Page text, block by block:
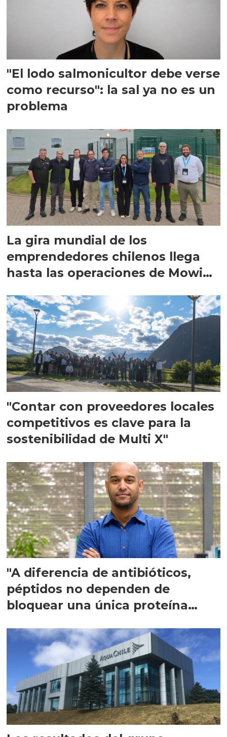
"El lodo salmonicultor debe verse
como recurso": la sal ya no es un
problema
La gira mundial de los
emprendedores chilenos llega
hasta las operaciones de Mowi
"Contar con proveedores locales
competitivos es clave para la
sostenibilidad de Multi X"
"A diferencia de antibióticos,
péptidos no dependen de
bloquear una única proteína